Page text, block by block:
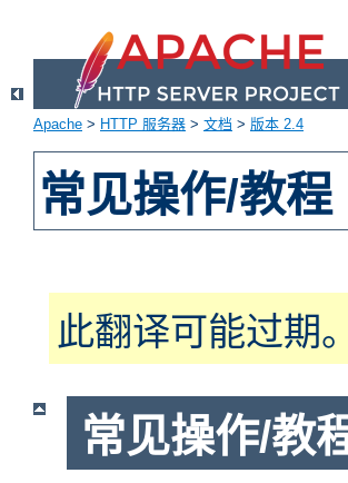
Apache > HTTP 服务器 > 文档 > 版本 2.4
常见操作/教程
此翻译可能过期
常见操作/教